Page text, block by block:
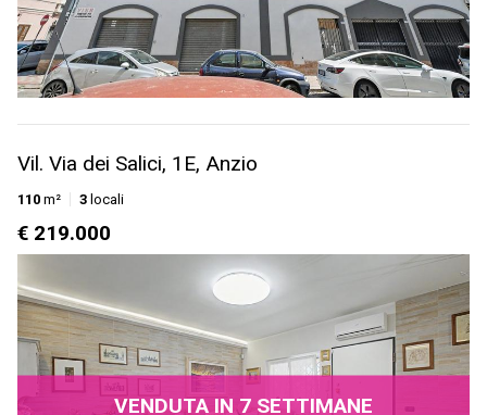
Vil. Via dei Salici, 1E, Anzio
110 m² 3 locali
€ 219.000
VENDUTA IN 7 SETTIMANE